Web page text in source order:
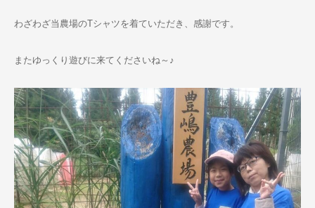
わざわざ当農場のTシャツを着ていただき、感謝です。
またゆっくり遊びに来てくださいね～♪